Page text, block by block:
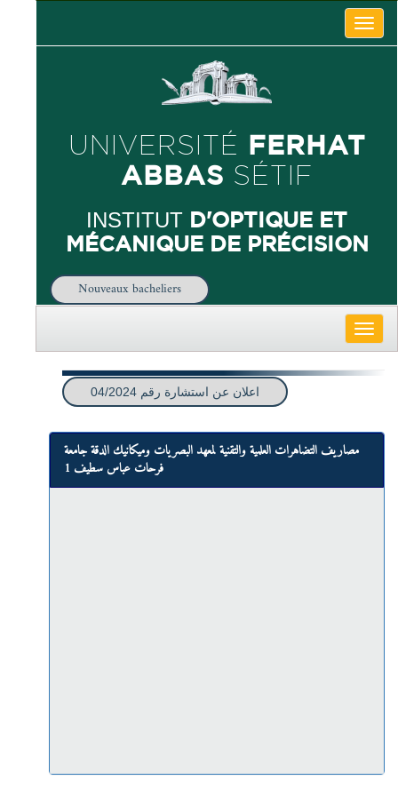
Toggle
UNIVERSITÉ FERHAT
ABBAS SÉTIF
INSTITUT D'OPTIQUE ET
MÉCANIQUE DE PRÉCISION
Nouveaux bacheliers
Toggle
اعلان عن استشارة رقم 04/2024
مصاريف التضاهرات العلمية والتقنية لمعهد البصريات وميكانيك الدقة جامعة
فرحات عباس سطيف 1